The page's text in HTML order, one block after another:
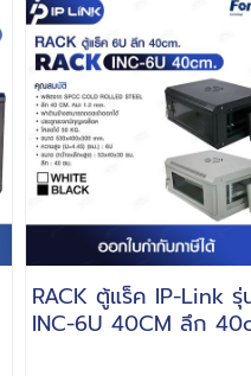
RACK ตู้แร็ค IP-Link รุ่
INC-6U 40CM ลึก